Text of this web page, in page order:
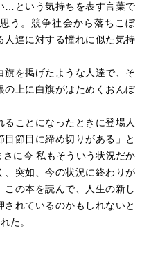
…という気持ちを表す言葉で
う。競争社会から落ちこぼ
人達に対する憧れに似た気持
旗を掲げたような人達で、そ
の上に白旗がはためくおんぼ
ことになったときに登場人
節目に締め切りがある」と
に今 私もそういう状況だか
、突如、今の状況に終わりが
の本を読んで、人生の新し
れているのかもしれないと
た。